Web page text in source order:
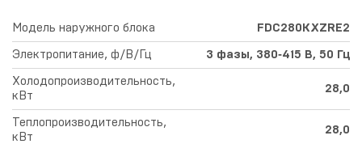
Модель наружного блока FDC280KXZRE2
Электропитание, ф/В/Гц 3 фазы, 380‑415 В, 50 Гц
Холодопроизводительность,
кВт
28,0
Теплопроизводительность,
кВт
28,0